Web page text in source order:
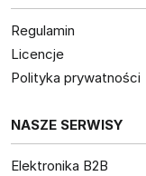
Regulamin
Licencje
Polityka prywatności
NASZE SERWISY
Elektronika B2B